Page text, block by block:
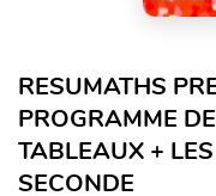
RESUMATHS
PROGRAMME
TABLEAUX +
SECONDE